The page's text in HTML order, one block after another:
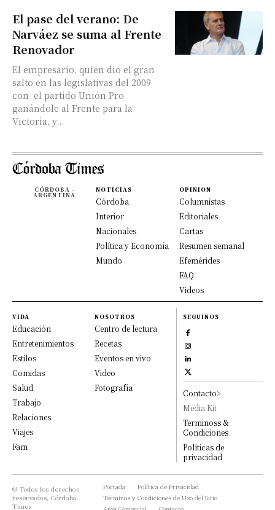
El pase del verano: De
Narváez se suma al Frente
Renovador
El empresario, quien dio el gran
salto en las legislativas del 2009
con el partido Unión Pro
ganándole al Frente para la
Victoria, y...
CÓRDOBA -
ARGENTINA
NOTICIAS
Córdoba
Interior
Nacionales
Política y Economía
Mundo
OPINION
Columnistas
Editoriales
Cartas
Resumen semanal
Efemérides
FAQ
Videos
VIDA
Educación
Entretenimientos
Estilos
Comidas
Salud
Trabajo
Relaciones
Viajes
Fam
NOSOTROS
Centro de lectura
Recetas
Eventos en vivo
Video
Fotografía
SEGUINOS
Contacto>
Media Kit
Terminoss &
Condiciones
Políticas de
privacidad
© Todos los derechos
reservados, Córdoba
Times
Portada
Política de Privacidad
Términos y Condiciones de Uso del Sitio